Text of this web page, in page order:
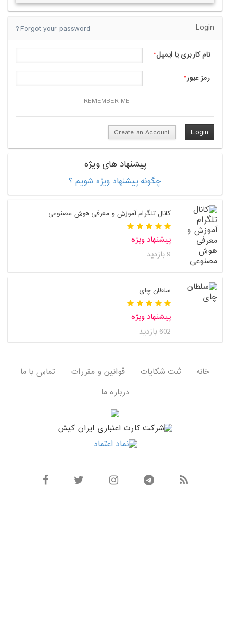
Login
Forgot your password?
نام کاربری یا ایمیل*
رمز عبور*
REMEMBER ME
Create an Account
پیشنهاد های ویژه
چگونه پیشنهاد ویژه شویم ؟
کانال تلگرام آموزش و معرفی هوش مصنوعی
پیشنهاد ویژه
9 بازدید
سلطان چای
پیشنهاد ویژه
602 بازدید
خانه ثبت شکایات قوانین و مقررات
تماس با ما
درباره ما